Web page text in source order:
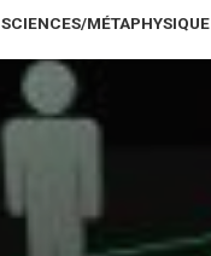
SCIENCES/MÉTAPHYSIQUE